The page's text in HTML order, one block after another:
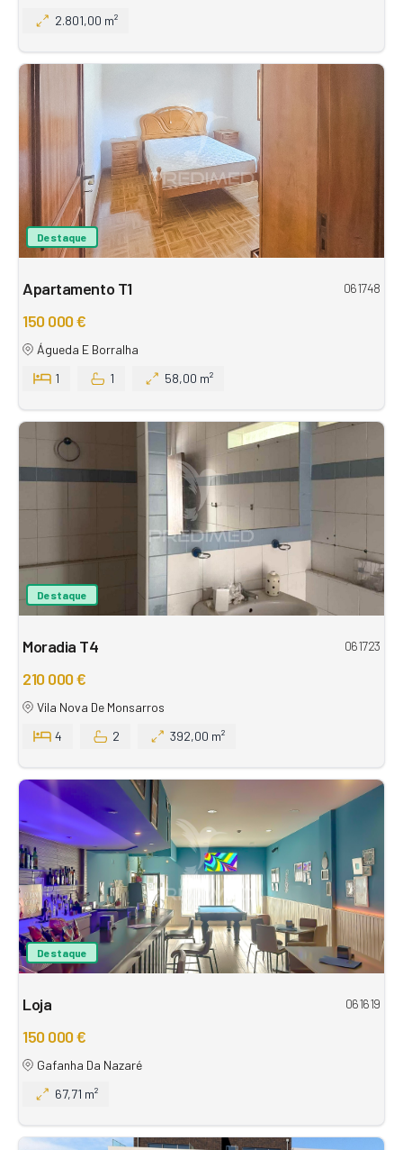
2.801,00 m²
Destaque
Apartamento T1 061748
150 000 €
Águeda E Borralha
1
1 58,00 m²
Destaque
Moradia T4 061723
210 000 €
Vila Nova De Monsarros
4
2 392,00 m²
Destaque
Loja 061619
150 000 €
Gafanha Da Nazaré
67,71 m²